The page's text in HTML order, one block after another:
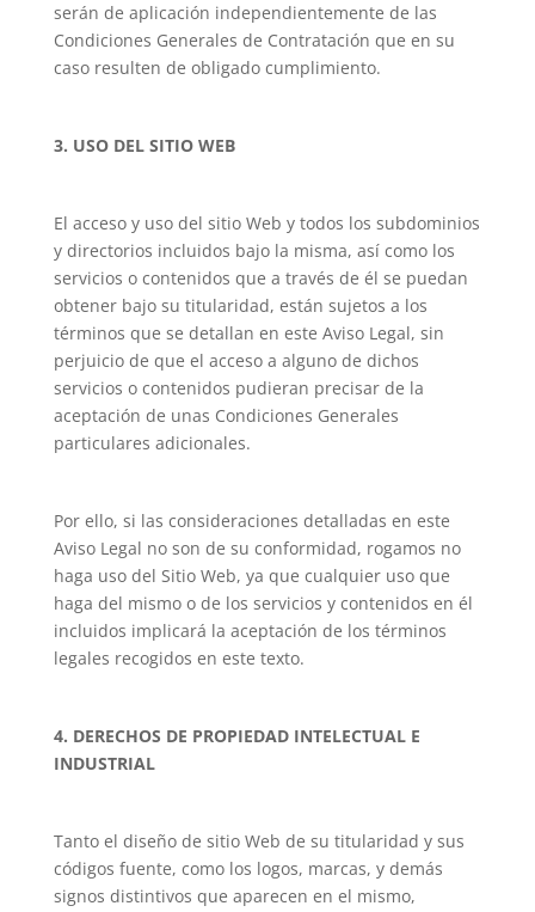
serán de aplicación independientemente de las
Condiciones Generales de Contratación que en su
caso resulten de obligado cumplimiento.
3. USO DEL SITIO WEB
El acceso y uso del sitio Web y todos los subdominios
y directorios incluidos bajo la misma, así como los
servicios o contenidos que a través de él se puedan
obtener bajo su titularidad, están sujetos a los
términos que se detallan en este Aviso Legal, sin
perjuicio de que el acceso a alguno de dichos
servicios o contenidos pudieran precisar de la
aceptación de unas Condiciones Generales
particulares adicionales.
Por ello, si las consideraciones detalladas en este
Aviso Legal no son de su conformidad, rogamos no
haga uso del Sitio Web, ya que cualquier uso que
haga del mismo o de los servicios y contenidos en él
incluidos implicará la aceptación de los términos
legales recogidos en este texto.
4. DERECHOS DE PROPIEDAD INTELECTUAL E
INDUSTRIAL
Tanto el diseño de sitio Web de su titularidad y sus
códigos fuente, como los logos, marcas, y demás
signos distintivos que aparecen en el mismo,